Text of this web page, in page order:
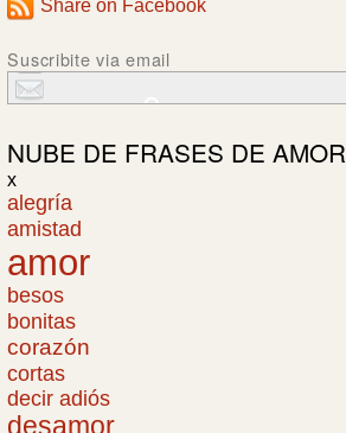
Share on Facebook
Suscribite via email
NUBE DE FRASES DE AMOR
x
alegría
amistad
amor
besos
bonitas
corazón
cortas
decir adiós
desamor